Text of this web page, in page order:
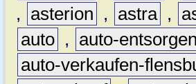
,
asterion , astra ,
auto , auto-
auto-verkaufen-